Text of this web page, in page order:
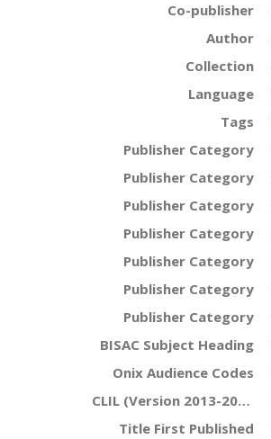
Co-publisher
Author
Collection
Language
Tags
Publisher Category
Publisher Category
Publisher Category
Publisher Category
Publisher Category
Publisher Category
Publisher Category
BISAC Subject Heading
Onix Audience Codes
CLIL (Version 2013-2019)
Title First Published